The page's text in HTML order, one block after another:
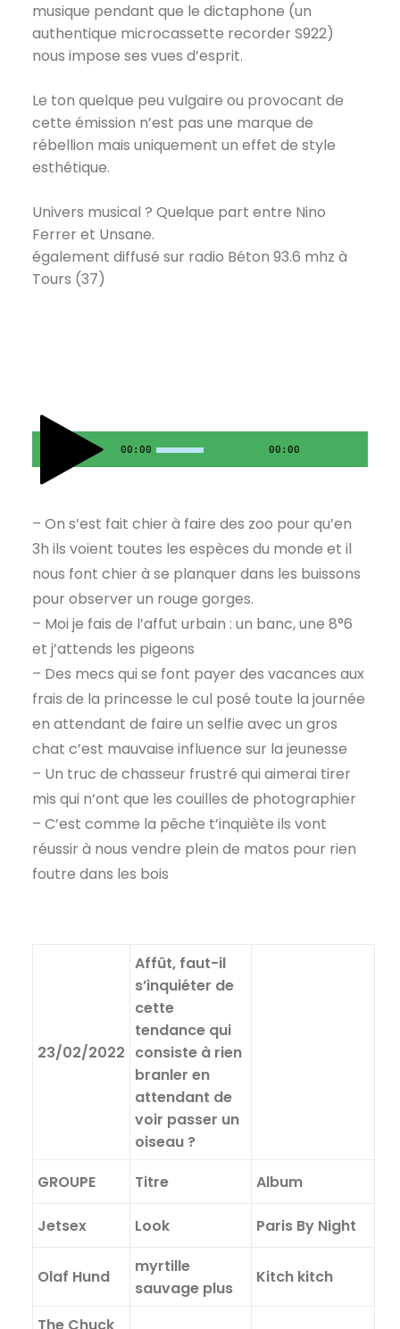
musique pendant que le dictaphone (un
authentique microcassette recorder S922)
nous impose ses vues d’esprit.
Le ton quelque peu vulgaire ou provocant de
cette émission n’est pas une marque de
rébellion mais uniquement un effet de style
esthétique.
Univers musical ? Quelque part entre Nino
Ferrer et Unsane.
également diffusé sur radio Béton 93.6 mhz à
Tours (37)
00:00 00:00
– On s’est fait chier à faire des zoo pour qu’en
3h ils voient toutes les espèces du monde et il
nous font chier à se planquer dans les buissons
pour observer un rouge gorges.
– Moi je fais de l’affut urbain : un banc, une 8°6
et j’attends les pigeons
– Des mecs qui se font payer des vacances aux
frais de la princesse le cul posé toute la journée
en attendant de faire un selfie avec un gros
chat c’est mauvaise influence sur la jeunesse
– Un truc de chasseur frustré qui aimerai tirer
mis qui n’ont que les couilles de photographier
– C’est comme la pêche t’inquiète ils vont
réussir à nous vendre plein de matos pour rien
foutre dans les bois
23/02/2022
Affût, faut-il
s’inquiéter de
cette
tendance qui
consiste à rien
branler en
attendant de
voir passer un
oiseau ?
GROUPE
Titre Album
Jetsex Look Paris By Night
Olaf Hund
myrtille
sauvage plus
Kitch kitch